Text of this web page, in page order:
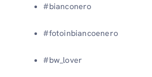
#bianconero
#fotoinbiancoenero
#bw_lover